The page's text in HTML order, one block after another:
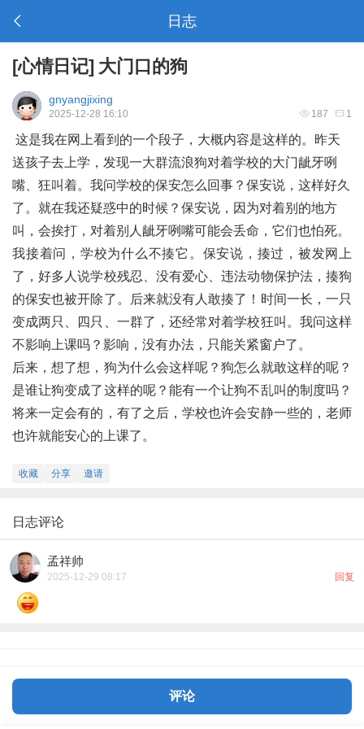
日志
[心情日记] 大门口的狗
gnyangjixing
187 1
2025-12-28 16:10
这是我在网上看到的一个段子，大概内容是这样的。昨天
送孩子去上学，发现一大群流浪狗对着学校的大门龇牙咧
嘴、狂叫着。我问学校的保安怎么回事？保安说，这样好久
了。就在我还疑惑中的时候？保安说，因为对着别的地方
叫，会挨打，对着别人龇牙咧嘴可能会丢命，它们也怕死。
我接着问，学校为什么不揍它。保安说，揍过，被发网上
了，好多人说学校残忍、没有爱心、违法动物保护法，揍狗
的保安也被开除了。后来就没有人敢揍了！时间一长，一只
变成两只、四只、一群了，还经常对着学校狂叫。我问这样
不影响上课吗？影响，没有办法，只能关紧窗户了。
后来，想了想，狗为什么会这样呢？狗怎么就敢这样的呢？
是谁让狗变成了这样的呢？能有一个让狗不乱叫的制度吗？
将来一定会有的，有了之后，学校也许会安静一些的，老师
也许就能安心的上课了。
收藏 分享 邀请
日志评论
孟祥帅
2025-12-29 08:17 回复
评论